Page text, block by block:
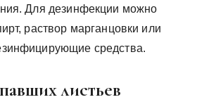
Для дезинфекции можно
раствор марганцовки или
средства.
листьев